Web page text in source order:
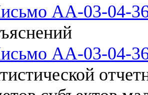
АА-03-04-
АА-03-04-